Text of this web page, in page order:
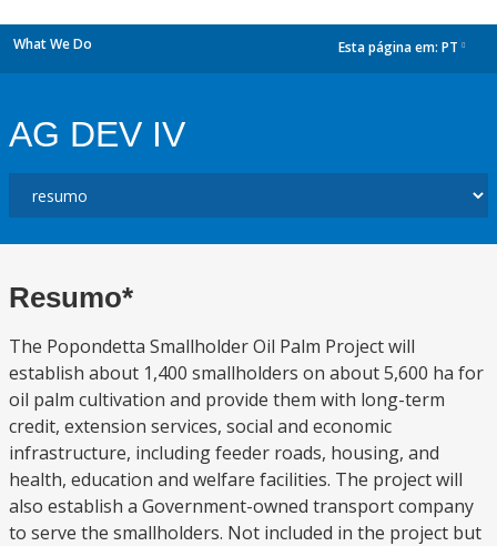
What We Do Esta página em: PT
AG DEV IV
Resumo*
The Popondetta Smallholder Oil Palm Project will
establish about 1,400 smallholders on about 5,600 ha for
oil palm cultivation and provide them with long-term
credit, extension services, social and economic
infrastructure, including feeder roads, housing, and
health, education and welfare facilities. The project will
also establish a Government-owned transport company
to serve the smallholders. Not included in the project but